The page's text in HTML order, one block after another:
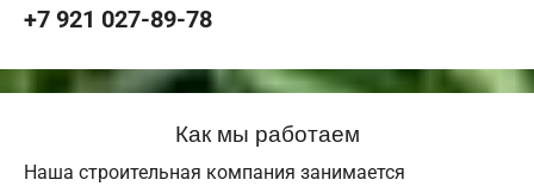
+7 921 027-89-78
Как мы работаем
Наша строительная компания занимается